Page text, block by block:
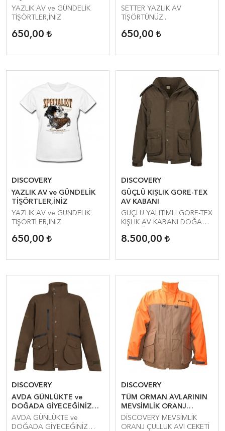
YAZLIK AV ve GÜNDELİK
TİŞÖRTLER,İNİZ
650,00
SETTER YAZLIK AV
TİŞÖRTÜNÜZ..
650,00
DISCOVERY
YAZLIK AV ve GÜNDELİK
TİŞÖRTLER,İNİZ
YAZLIK AV ve GÜNDELİK
TİŞÖRTLER,İNİZ
650,00
DISCOVERY
GÜÇLÜ KIŞLIK GORE-TEX
AV KABANI
GÜÇLÜ YALITIMLI GORE-TEX
KIŞLIK AV KABANI DOĞADA
GİYEBİLİRSİNİZ.
8.500,00
DISCOVERY
AVDA GÜNLÜKTE ve
DOĞADA GİYECEĞİNİZ
GORE-TEX CEKET.
AVDA GÜNLÜKTE ve
DOĞADA GİYECEĞİNİZ
DISCOVERY
TÜM ORMAN AVLARININ
MEVSİMLİK ORANJ
ÇULLUK ve DOMUZ AVI
CEKETİ
DİSCOVERY MEVSİMLİK
ORANJ ÇULLUK AVI CEKETİ